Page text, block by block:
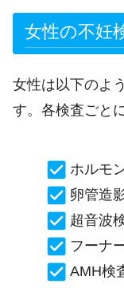
女性の不妊
女性は以下のよ
す。各検査ごと
ホルモ
卵管造
超音波
フーナ
AMH検